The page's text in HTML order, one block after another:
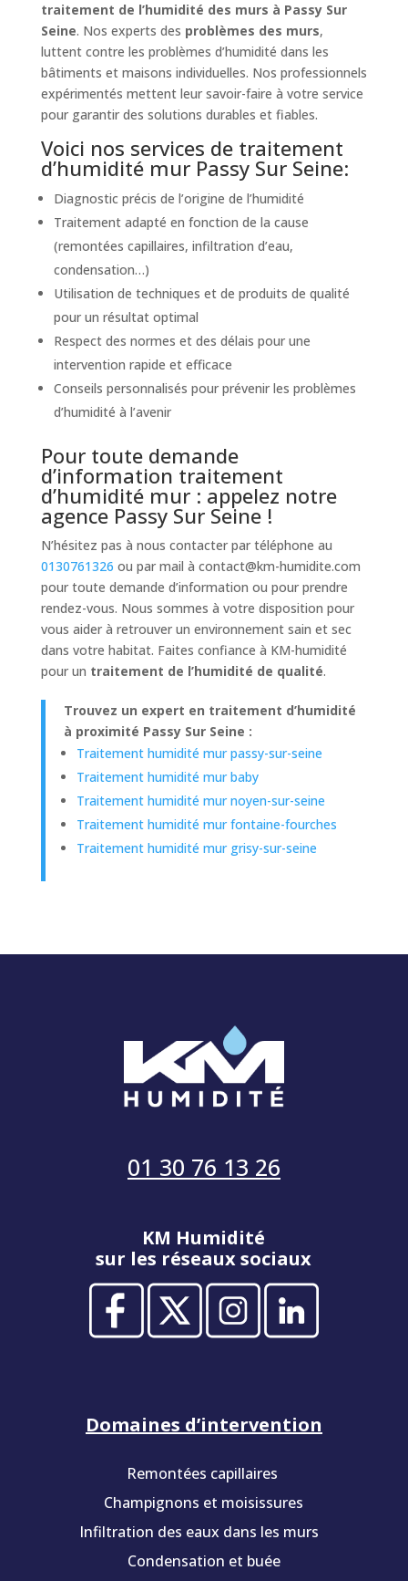
traitement de l’humidité des murs à Passy Sur
Seine. Nos experts des problèmes des murs,
luttent contre les problèmes d’humidité dans les
bâtiments et maisons individuelles. Nos professionnels
expérimentés mettent leur savoir-faire à votre service
pour garantir des solutions durables et fiables.
Voici nos services de traitement
d’humidité mur Passy Sur Seine:
Diagnostic précis de l’origine de l’humidité
Traitement adapté en fonction de la cause
(remontées capillaires, infiltration d’eau,
condensation…)
Utilisation de techniques et de produits de qualité
pour un résultat optimal
Respect des normes et des délais pour une
intervention rapide et efficace
Conseils personnalisés pour prévenir les problèmes
d’humidité à l’avenir
Pour toute demande
d’information traitement
d’humidité mur : appelez notre
agence Passy Sur Seine !
N’hésitez pas à nous contacter par téléphone au
0130761326 ou par mail à contact@km-humidite.com
pour toute demande d’information ou pour prendre
rendez-vous. Nous sommes à votre disposition pour
vous aider à retrouver un environnement sain et sec
dans votre habitat. Faites confiance à KM-humidité
pour un traitement de l’humidité de qualité.
Trouvez un expert en traitement d’humidité
à proximité Passy Sur Seine :
Traitement humidité mur passy-sur-seine
Traitement humidité mur baby
Traitement humidité mur noyen-sur-seine
Traitement humidité mur fontaine-fourches
Traitement humidité mur grisy-sur-seine
01 30 76 13 26
KM Humidité
sur les réseaux sociaux
Domaines d’intervention
Remontées capillaires
Champignons et moisissures
Infiltration des eaux dans les murs
Condensation et buée